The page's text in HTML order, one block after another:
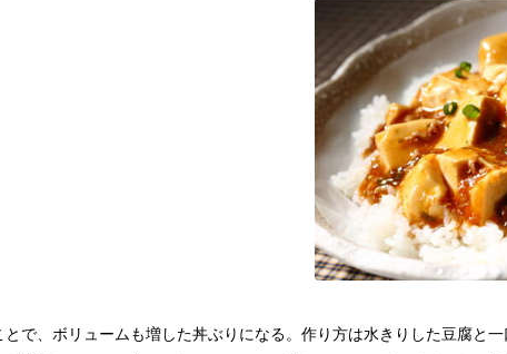
で、ボリュームも増した丼ぶりになる。作り方は水きりした豆腐と